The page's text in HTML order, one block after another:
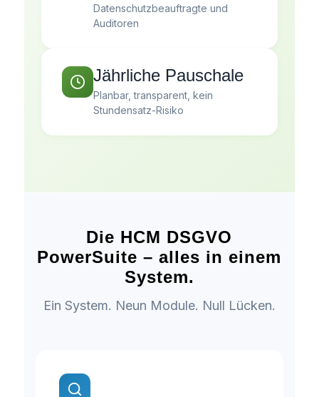
Datenschutzbeauftragte und
Auditoren
Jährliche Pauschale
Planbar, transparent, kein
Stundensatz-Risiko
Die HCM DSGVO
PowerSuite – alles in einem
System.
Ein System. Neun Module. Null Lücken.